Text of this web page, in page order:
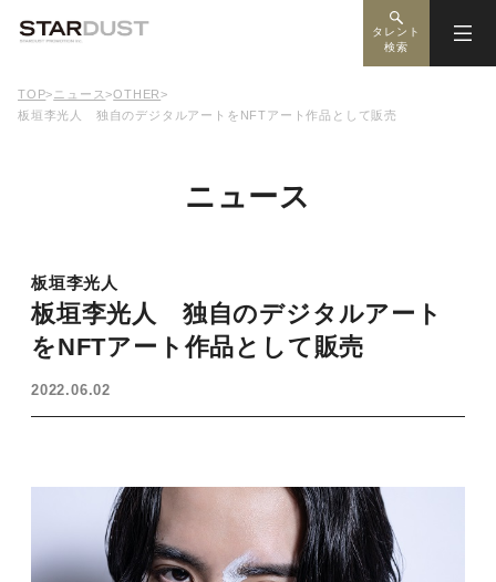
タレント
検索
TOP> ニュース>OTHER>
板垣李光人 独自のデジタルアートをNFTアート作品として販売
ニュース
板垣李光人
板垣李光人 独自のデジタルアート
をNFTアート作品として販売
2022.06.02